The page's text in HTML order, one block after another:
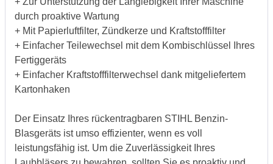
durch proaktive Wartung
+ Mit Papierluftfilter, Zündkerze und Kraftstofffilter
+ Einfacher Teilewechsel mit dem Kombischlüssel Ihres
Fertiggeräts
+ Einfacher Kraftstofffilterwechsel dank mitgeliefertem
Kartonhaken
Der Einsatz Ihres rückentragbaren STIHL Benzin-
Blasgeräts ist umso effizienter, wenn es voll
leistungsfähig ist. Um die Zuverlässigkeit Ihres